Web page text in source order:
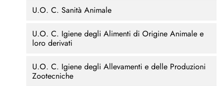
U.O. C. Sanità Animale
U.O. C. Igiene degli Alimenti di Origine Animale e
loro derivati
U.O. C. Igiene degli Allevamenti e delle Produzioni
Zootecniche